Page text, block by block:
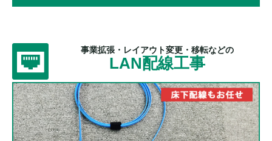
事業拡張・レイアウト変更・移転などの
LAN配線工事